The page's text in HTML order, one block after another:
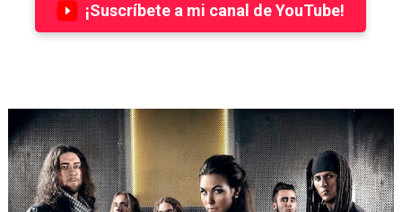
¡Suscríbete a mi canal de YouTube!